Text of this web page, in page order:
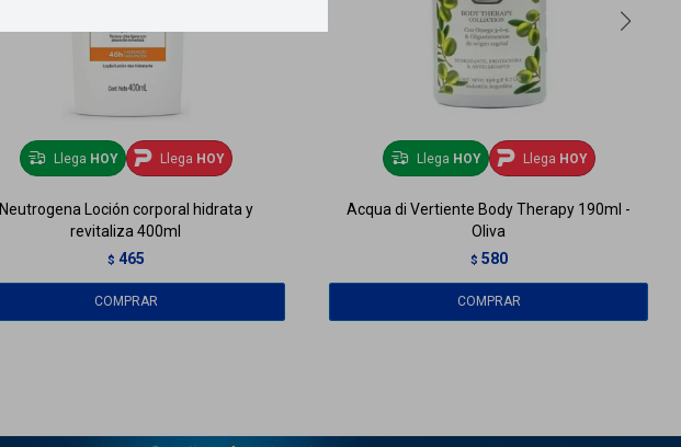
Llega HOY Llega HOY
Neutrogena Loción corporal hidrata y
revitaliza 400ml
$ 465
Llega HOY Llega HOY
Acqua di Vertiente Body Therapy 190ml -
Oliva
$ 580